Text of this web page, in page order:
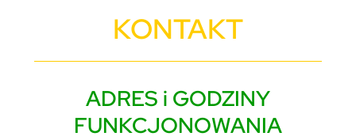
KONTAKT
ADRES i GODZINY
FUNKCJONOWANIA